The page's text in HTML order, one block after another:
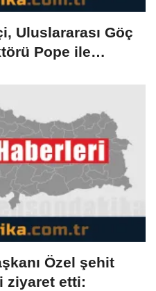
Uluslararası Göç
Pope ile
Özel şehit
ziyaret etti: